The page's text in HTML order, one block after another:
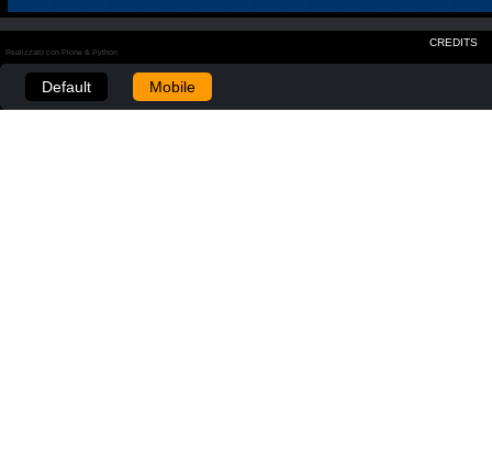
CREDITS
Realizzato con Plone & Python
Default Mobile